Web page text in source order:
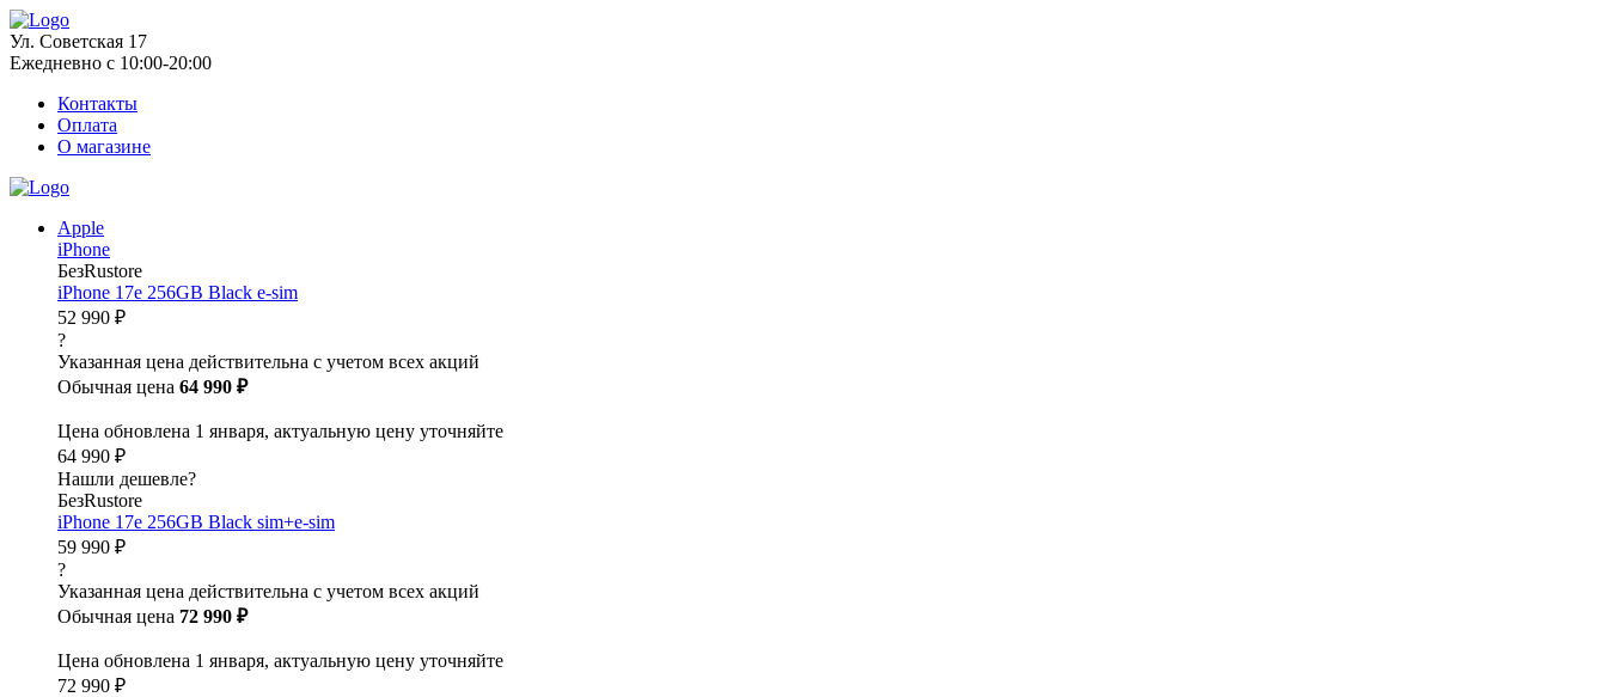
Ул. Советская 17
Ежедневно с 10:00-20:00
Контакты
Оплата
О магазине
Apple
iPhone
БезRustore
iPhone 17e 256GB Black e-sim
52 990 ₽
?
Указанная цена действительна с учетом всех акций
Обычная цена 64 990 ₽
Цена обновлена 1 января, актуальную цену уточняйте
64 990 ₽
Нашли дешевле?
БезRustore
iPhone 17e 256GB Black sim+e-sim
59 990 ₽
?
Указанная цена действительна с учетом всех акций
Обычная цена 72 990 ₽
Цена обновлена 1 января, актуальную цену уточняйте
72 990 ₽